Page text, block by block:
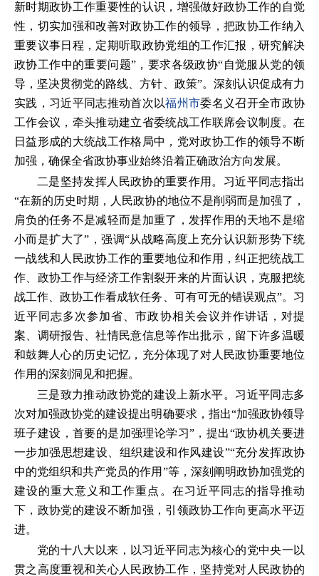
新时期政协工作重要性的认识，增强做好政协工作的自觉
性，切实加强和改善对政协工作的领导，把政协工作纳入
重要议事日程，定期听取政协党组的工作汇报，研究解决
政协工作中的重要问题”，要求各级政协“自觉服从党的领
导，坚决贯彻党的路线、方针、政策”。深刻认识促成有力
实践，习近平同志推动首次以福州市委名义召开全市政协
工作会议，牵头推动建立省委统战工作联席会议制度。在
日益形成的大统战工作格局中，党对政协工作的领导不断
加强，确保全省政协事业始终沿着正确政治方向发展。
二是坚持发挥人民政协的重要作用。习近平同志指出
“在新的历史时期，人民政协的地位不是削弱而是加强了，
肩负的任务不是减轻而是加重了，发挥作用的天地不是缩
小而是扩大了”，强调“从战略高度上充分认识新形势下统
一战线和人民政协工作的重要地位和作用，纠正把统战工
作、政协工作与经济工作割裂开来的片面认识，克服把统
战工作、政协工作看成软任务、可有可无的错误观点”。习
近平同志多次参加省、市政协相关会议并作讲话，对提
案、调研报告、社情民意信息等作出批示，留下许多温暖
和鼓舞人心的历史记忆，充分体现了对人民政协重要地位
作用的深刻洞见和把握。
三是致力推动政协党的建设上新水平。习近平同志多
次对加强政协党的建设提出明确要求，指出“加强政协领导
班子建设，首要的是加强理论学习”，提出“政协机关要进
一步加强思想建设、组织建设和作风建设”“充分发挥政协
中的党组织和共产党员的作用”等，深刻阐明政协加强党的
建设的重大意义和工作重点。在习近平同志的指导推动
下，政协党的建设不断加强，引领政协工作向更高水平迈
进。
党的十八大以来，以习近平同志为核心的党中央一以
贯之高度重视和关心人民政协工作，坚持党对人民政协的